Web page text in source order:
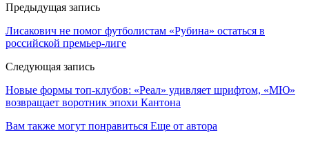
Предыдущая запись
Лисакович не помог футболистам «Рубина» остаться в
российской премьер-лиге
Следующая запись
Новые формы топ-клубов: «Реал» удивляет шрифтом, «МЮ»
возвращает воротник эпохи Кантона
Вам также могут понравиться Еще от автора